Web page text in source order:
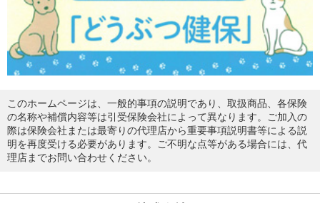
このホームページは、一般的事項の説明であり、取扱商品、各保険
の名称や補償内容等は引受保険会社によって異なります。ご加入の
際は保険会社または最寄りの代理店から重要事項説明書等による説
明を再度受ける必要があります。ご不明な点等がある場合には、代
理店までお問い合わせください。